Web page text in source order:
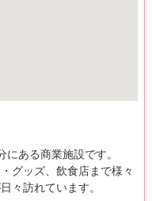
ある商業施設です。
グッズ、飲食店まで様々
々訪れています。